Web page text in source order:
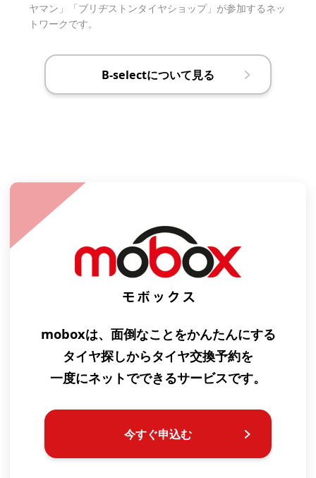
ヤマン」「ブリヂストンタイヤショップ」が参加するネッ
トワークです。
B-selectについて見る
moboxは、面倒なことをかんたんにする
タイヤ探しからタイヤ交換予約を
一度にネットでできるサービスです。
今すぐ申込む